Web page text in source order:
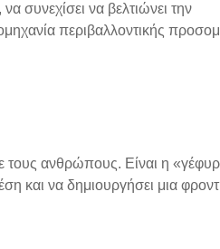
συνεχίσει να βελτιώνει την
περιβαλλοντικής
με τους ανθρώπους. Είναι η
και να δημιουργήσει μια